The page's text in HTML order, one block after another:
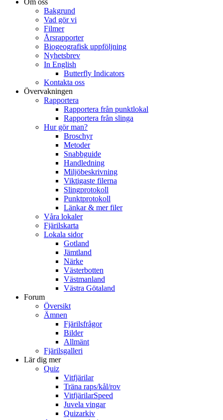
Bakgrund
Vad gör vi
Filmer
Årsrapporter
Biogeografisk uppföljning
Nyhetsbrev
In English
Butterfly Indicators
Kontakta oss
Övervakningen
Rapportera
Rapportera från punktlokal
Rapportera från slinga
Hur gör man?
Broschyr
Metoder
Snabbguide
Handledning
Miljöbeskrivning
Viktigaste filerna
Slingprotokoll
Punktprotokoll
Länkar & mer filer
Våra lokaler
Fjärilskarta
Lokala sidor
Gotland
Jämtland
Närke
Västerbotten
Västmanland
Västra Götaland
Forum
Översikt
Ämnen
Fjärilsfrågor
Bilder
Allmänt
Fjärilsgalleri
Lär dig mer
Quiz
Vitfjärilar
Träna raps/kål/rov
VitfjärilarSpeed
Juvela vingar
Quizarkiv